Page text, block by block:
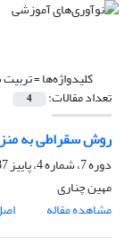
کلیدواژه‌ها =
تعداد مقالات: 4
روش سقراطی به
دوره 7، شماره 4، پاییز 1387، صفحه
مهین چناری
مشاهده مقاله